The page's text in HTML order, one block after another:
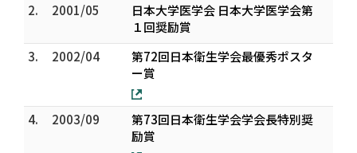
2. 2001/05
日本大学医学会 日本大学医学会第
１回奨励賞
3.
2002/04
第72回日本衛生学会最優秀ポスタ
ー賞
4. 2003/09
第73回日本衛生学会学会長特別奨
励賞